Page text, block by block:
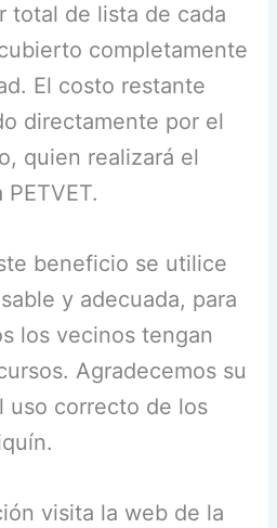
total de lista de cada
completamente
El costo restante
directamente por el
quien realizará el
beneficio se utilice
y adecuada, para
los vecinos tengan
Agradecemos su
uso correcto de los
visita la web de la